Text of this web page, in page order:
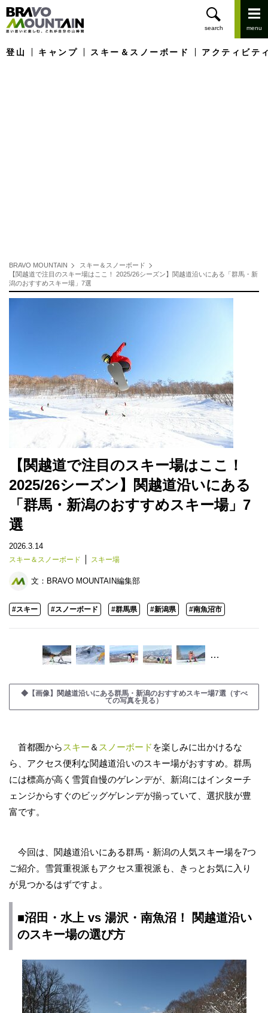
登山 キャンプ スキー＆スノーボード アクティビテ
BRAVO MOUNTAIN
スキー＆スノーボード
【関越道で注目のスキー場はここ！ 2025/26シーズン】関越道沿いにある「群馬・新
潟のおすすめスキー場」7選
【関越道で注目のスキー場はここ！
2025/26シーズン】関越道沿いにある
「群馬・新潟のおすすめスキー場」7
選
2026.3.14
スキー＆スノーボード スキー場
文： BRAVO MOUNTAIN編集部
#スキー #スノーボード #群馬県 #新潟県 #南魚沼市
…
◆【画像】関越道沿いにある群馬・新潟のおすすめスキー場7選（すべ
ての写真を見る）
首都圏から スキー ＆ スノーボード を楽しみに出かけるな
ら、アクセス便利な関越道沿いのスキー場がおすすめ。群馬
には標高が高く雪質自慢のゲレンデが、新潟にはインターチ
ェンジからすぐのビッグゲレンデが揃っていて、選択肢が豊
富です。
今回は、関越道沿いにある群馬・新潟の人気スキー場を7つ
ご紹介。雪質重視派もアクセス重視派も、きっとお気に入り
が見つかるはずですよ。
■沼田・水上 vs 湯沢・南魚沼！ 関越道沿い
のスキー場の選び方